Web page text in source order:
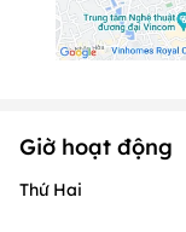
Giờ hoạt động
Thứ Hai